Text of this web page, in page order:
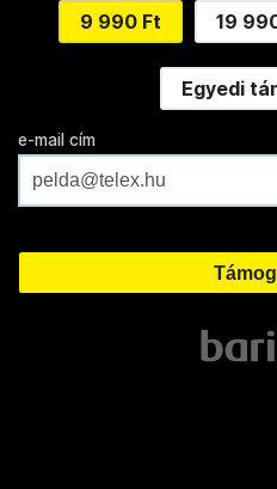
9 990 Ft 19
Egyedi
e-mail cím